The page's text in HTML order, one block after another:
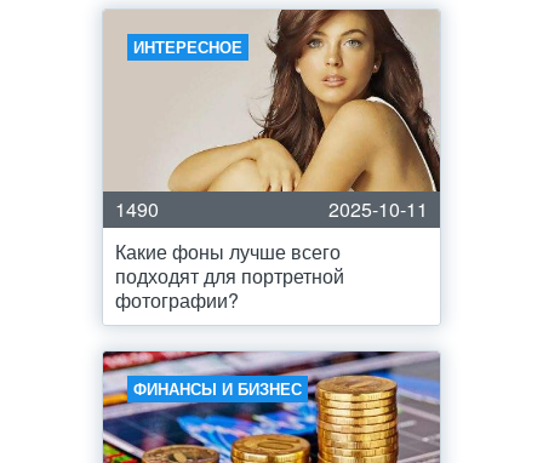
ИНТЕРЕСНОЕ
1490
2025-10-11
Какие фоны лучше всего
подходят для портретной
фотографии?
ФИНАНСЫ И БИЗНЕС